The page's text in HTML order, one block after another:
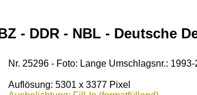
- DDR - NBL - Deutsche
Nr. 25296 - Foto: Lange Umschlagsnr.: 1993-
Auflösung: 5301 x 3377 Pixel